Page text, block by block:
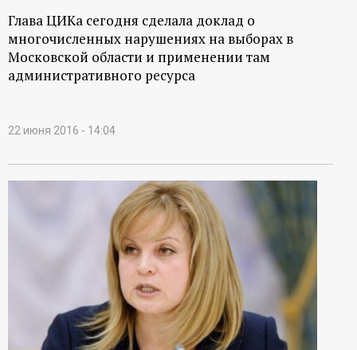
о
н
ы
й
Глава ЦИКа сегодня сделала доклад о
многочисленных нарушениях на выборах в
Московской области и применении там
административного ресурса
22 июня 2016 - 14:04